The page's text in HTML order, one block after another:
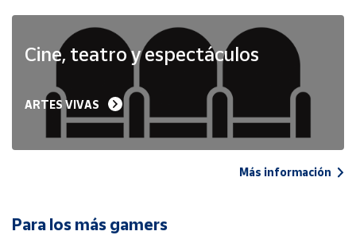
Cine, teatro y espectáculos
ARTES VIVAS
Más información
Para los más gamers